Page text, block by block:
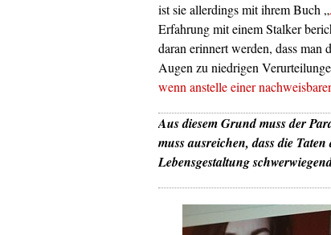
ist sie allerdings mit ihrem Buch „
Erfahrung mit einem Stalker
daran erinnert werden, dass man
Augen zu niedrigen
wenn anstelle einer
Aus diesem Grund muss der
muss ausreichen, dass die
Lebensgestaltung